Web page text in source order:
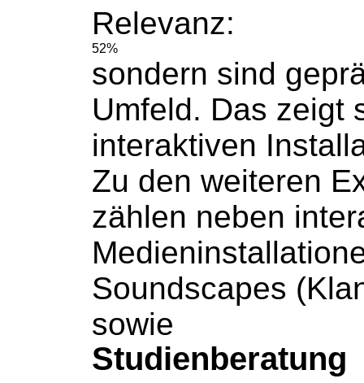
Relevanz:
52%
sondern sind
Umfeld. Das zeigt
interaktiven
Zu denweiteren
zählen neben
Soundscapes
sowie
Studienberatung